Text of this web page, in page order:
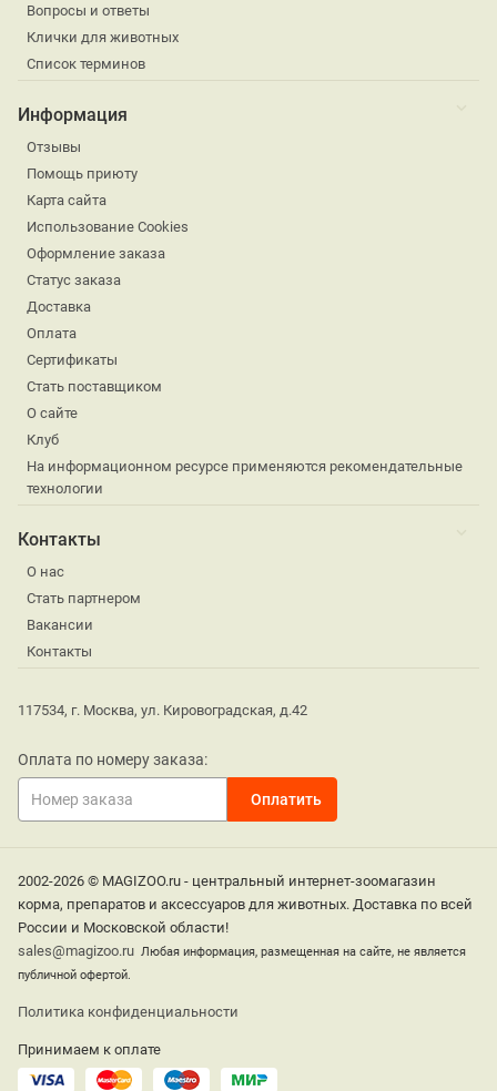
Вопросы и ответы
Клички для животных
Список терминов
Информация
Отзывы
Помощь приюту
Карта сайта
Использование Cookies
Оформление заказа
Статус заказа
Доставка
Оплата
Сертификаты
Стать поставщиком
О сайте
Клуб
На информационном ресурсе применяются рекомендательные
технологии
Контакты
О нас
Стать партнером
Вакансии
Контакты
117534, г. Москва, ул. Кировоградская, д.42
Оплата по номеру заказа:
2002-2026 © MAGIZOO.ru - центральный интернет-зоомагазин
корма, препаратов и аксессуаров для животных. Доставка по всей
России и Московской области!
sales@magizoo.ru Любая информация, размещенная на сайте, не является
публичной офертой.
Политика конфиденциальности
Принимаем к оплате